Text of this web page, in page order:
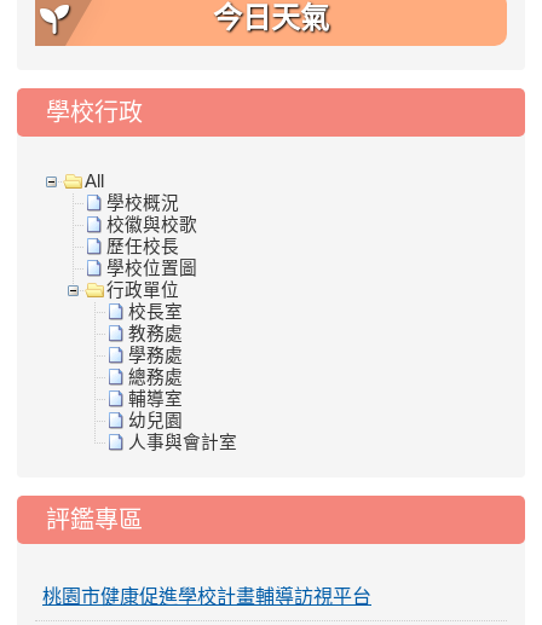
今日天氣
學校行政
All
學校概況
校徽與校歌
歷任校長
學校位置圖
行政單位
校長室
教務處
學務處
總務處
輔導室
幼兒園
人事與會計室
評鑑專區
桃園市健康促進學校計畫輔導訪視平台